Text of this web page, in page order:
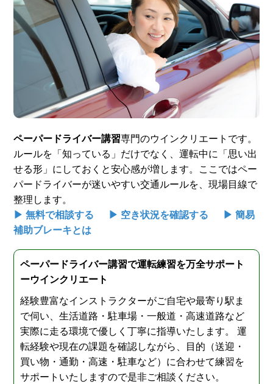
よくある質問 空き状況
出張地域 メディア紹介
スタッフ紹介 申し込みフロー
簡易補助ブレーキと
は
新着情報 会社概要
ペーパードライバー講習専門のウインクリエートです。
ルールを「知っている」だけでなく、運転中に「思い出
せる形」にしておくと安心感が増します。ここではペー
パードライバーが迷いやすい交通ルールを、現場目線で
整理します。
▶ 無料で相談する
▶ 空き状況を確認する
▶ 簡易
補助ブレーキとは
ペーパードライバー講習で運転練習を万全サポート
ーウインクリエート
経験豊富なインストラクターがご自宅や最寄り駅ま
で伺い、生活道路・駐車場・一般道・高速道路など
実際に走る環境で優しく丁寧に指導いたします。 運
転経験や現在の課題を確認しながら、目的（送迎・
買い物・通勤・高速・駐車など）に合わせて練習を
サポートいたしますので是非ご相談ください。